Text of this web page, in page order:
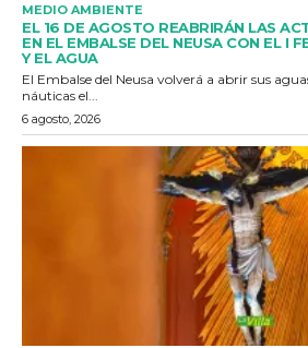
MEDIO AMBIENTE
EL 16 DE AGOSTO REABRIRÁN LAS
EN EL EMBALSE DEL NEUSA CON EL I
Y EL AGUA
El Embalse del Neusa volverá a abrir sus
náuticas el...
6 agosto, 2026